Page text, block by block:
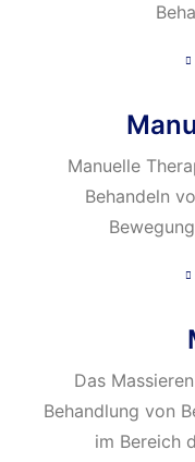
Manuelle
Behandeln
Das
Behandlung von
im Bereich